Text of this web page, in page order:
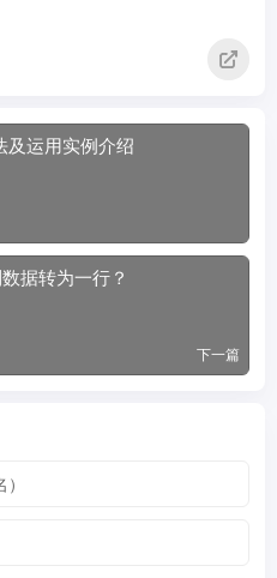
及运用实例介绍
据转为一行？
下一篇